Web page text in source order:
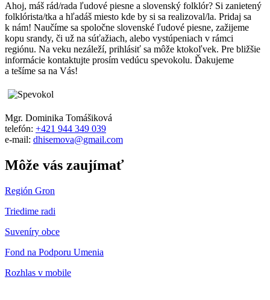
Ahoj, máš rád/rada ľudové piesne a slovenský folklór? Si zanietený
folklórista/tka a hľadáš miesto kde by si sa realizoval/la. Pridaj sa
k nám! Naučíme sa spoločne slovenské ľudové piesne, zažijeme
kopu srandy, či už na súťažiach, alebo vystúpeniach v rámci
regiónu. Na veku nezáleží, prihlásiť sa môže ktokoľvek. Pre bližšie
informácie kontaktujte prosím vedúcu spevokolu. Ďakujeme
a tešíme sa na Vás!
Mgr. Dominika Tomášiková
telefón: +421 944 349 039
e-mail: dhisemova@gmail.com
Môže vás zaujímať
Región Gron
Triedime radi
Suveníry obce
Fond na Podporu Umenia
Rozhlas v mobile